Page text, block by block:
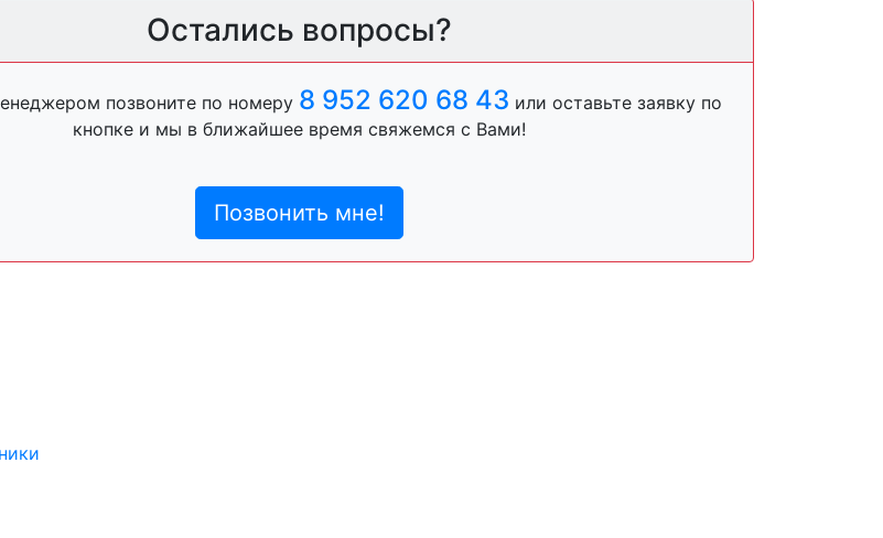
Остались вопросы?
позвоните по номеру 8 952 620 68 43 или оставьте заявку по
кнопке и мы в ближайшее время свяжемся с Вами!
Позвонить мне!